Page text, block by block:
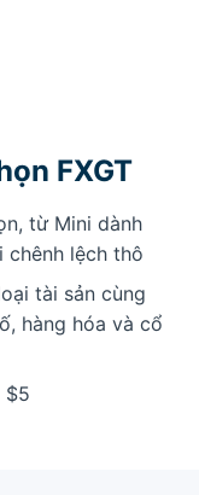
FXGT
từ Mini dành
chênh lệch thô
tài sản cùng
hàng hóa và cổ
$5